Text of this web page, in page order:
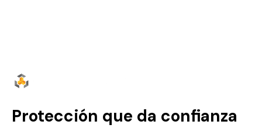
Protección que da confianza